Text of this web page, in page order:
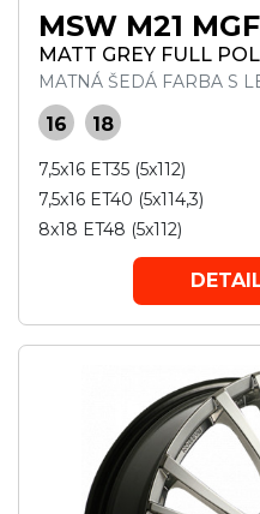
MSW M21
MATT GREY FULL
MATNÁ ŠEDÁ FARBA S
16 18
7,5x16 ET35 (5x112)
7,5x16 ET40 (5x114,3)
8x18 ET48 (5x112)